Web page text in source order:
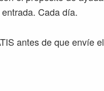
Cada día.
antes de que envíe